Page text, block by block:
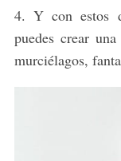
4. Y con estos
puedes crear
murciélagos,